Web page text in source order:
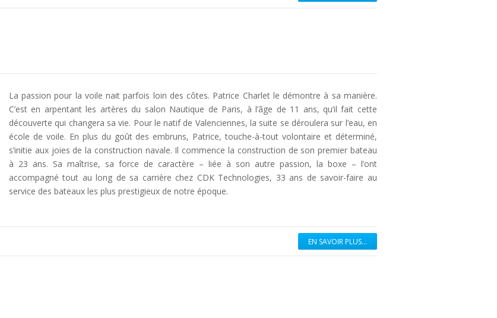
La passion pour la voile nait parfois loin des côtes. Patrice Charlet le démontre à sa manière.
C’est en arpentant les artères du salon Nautique de Paris, à l’âge de 11 ans, qu’il fait cette
découverte qui changera sa vie. Pour le natif de Valenciennes, la suite se déroulera sur l’eau, en
école de voile. En plus du goût des embruns, Patrice, touche-à-tout volontaire et déterminé,
s’initie aux joies de la construction navale. Il commence la construction de son premier bateau
à 23 ans. Sa maîtrise, sa force de caractère – liée à son autre passion, la boxe – l’ont
accompagné tout au long de sa carrière chez CDK Technologies, 33 ans de savoir-faire au
service des bateaux les plus prestigieux de notre époque.
EN SAVOIR PLUS...